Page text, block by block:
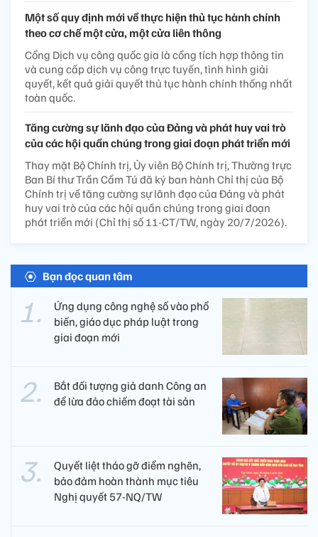
Một số quy định mới về thực hiện thủ tục hành chính
theo cơ chế một cửa, một cửa liên thông
Cổng Dịch vụ công quốc gia là cổng tích hợp thông tin
và cung cấp dịch vụ công trực tuyến, tình hình giải
quyết, kết quả giải quyết thủ tục hành chính thống nhất
toàn quốc.
Tăng cường sự lãnh đạo của Đảng và phát huy vai trò
của các hội quần chúng trong giai đoạn phát triển mới
Thay mặt Bộ Chính trị, Ủy viên Bộ Chính trị, Thường trực
Ban Bí thư Trần Cẩm Tú đã ký ban hành Chỉ thị của Bộ
Chính trị về tăng cường sự lãnh đạo của Đảng và phát
huy vai trò của các hội quần chúng trong giai đoạn
phát triển mới (Chỉ thị số 11-CT/TW, ngày 20/7/2026).
Bạn đọc quan tâm
Ứng dụng công nghệ số vào phổ
biến, giáo dục pháp luật trong
giai đoạn mới
Bắt đối tượng giả danh Công an
để lừa đảo chiếm đoạt tài sản
Quyết liệt tháo gỡ điểm nghẽn,
bảo đảm hoàn thành mục tiêu
Nghị quyết 57-NQ/TW